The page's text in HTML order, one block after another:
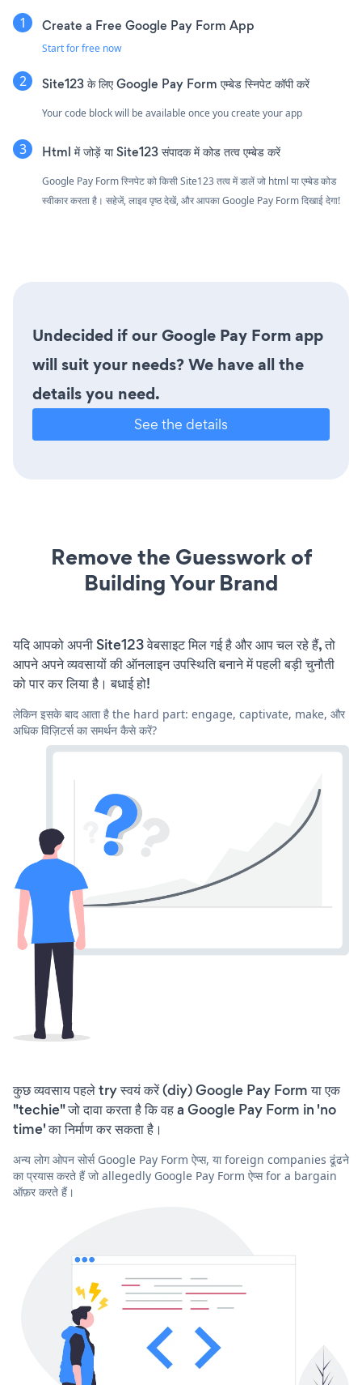
Create a Free Google Pay Form App
Start for free now
Site123 के लिए Google Pay Form एम्बेड स्निपेट कॉपी करें
Your code block will be available once you create your app
Html में जोड़ें या Site123 संपादक में कोड तत्व एम्बेड करें
Google Pay Form स्निपेट को किसी Site123 तत्व में डालें जो html या एम्बेड कोड
स्वीकार करता है। सहेजें, लाइव पृष्ठ देखें, और आपका Google Pay Form दिखाई देगा!
Undecided if our Google Pay Form app
will suit your needs? We have all the
details you need.
See the details
Remove the Guesswork of
Building Your Brand
यदि आपको अपनी Site123 वेबसाइट मिल गई है और आप चल रहे हैं, तो
आपने अपने व्यवसायों की ऑनलाइन उपस्थिति बनाने में पहली बड़ी चुनौती
को पार कर लिया है। बधाई हो!
लेकिन इसके बाद आता है the hard part: engage, captivate, make, और
अधिक विज़िटर्स का समर्थन कैसे करें?
कुछ व्यवसाय पहले try स्वयं करें (diy) Google Pay Form या एक
"techie" जो दावा करता है कि वह a Google Pay Form in 'no
time' का निर्माण कर सकता है।
अन्य लोग ओपन सोर्स Google Pay Form ऐप्स, या foreign companies ढूंढने
का प्रयास करते हैं जो allegedly Google Pay Form ऐप्स for a bargain
ऑफ़र करते हैं।